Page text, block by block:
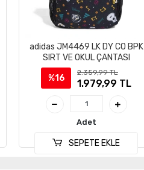
adidas JM4469 LK DY CO BPK
SIRT VE OKUL ÇANTASI
%16
2.359,99 TL
1.979,99 TL
Adet
SEPETE EKLE